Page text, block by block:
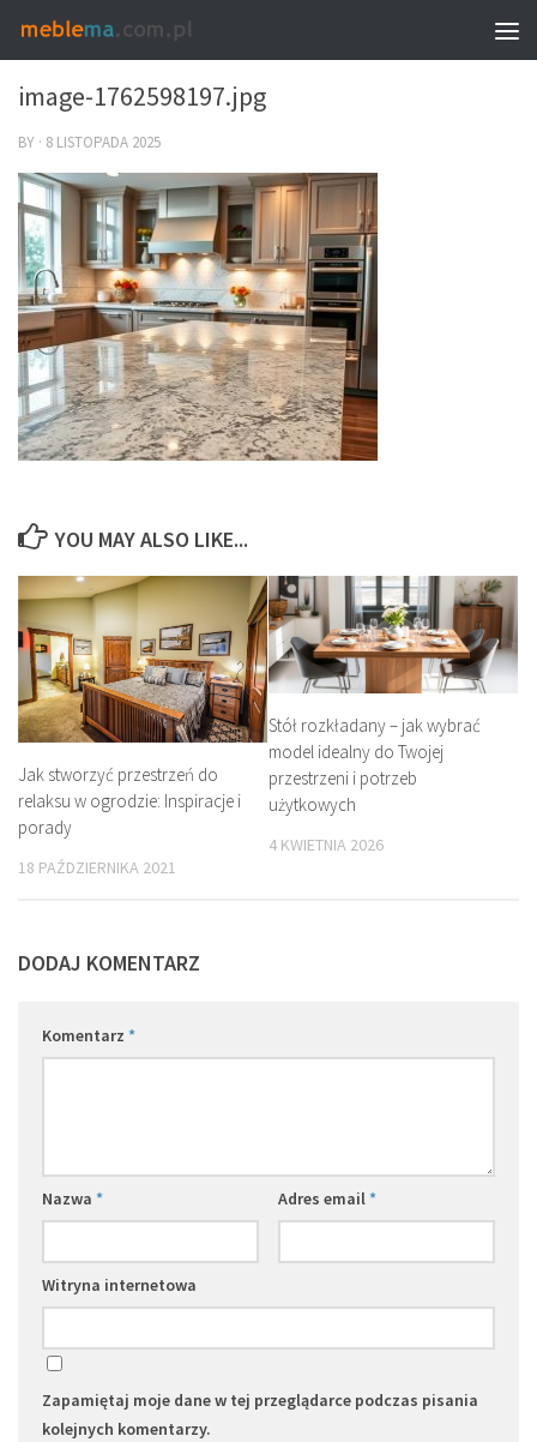
0
image-1762598197.jpg
BY · 8 LISTOPADA 2025
YOU MAY ALSO LIKE...
Jak stworzyć przestrzeń do
relaksu w ogrodzie: Inspiracje i
porady
18 PAŹDZIERNIKA 2021
Stół rozkładany – jak wybrać
model idealny do Twojej
przestrzeni i potrzeb
użytkowych
4 KWIETNIA 2026
DODAJ KOMENTARZ
Komentarz *
Nazwa * Adres email*
Witryna internetowa
Zapamiętaj moje dane w tej przeglądarce podczas pisania
kolejnych komentarzy.